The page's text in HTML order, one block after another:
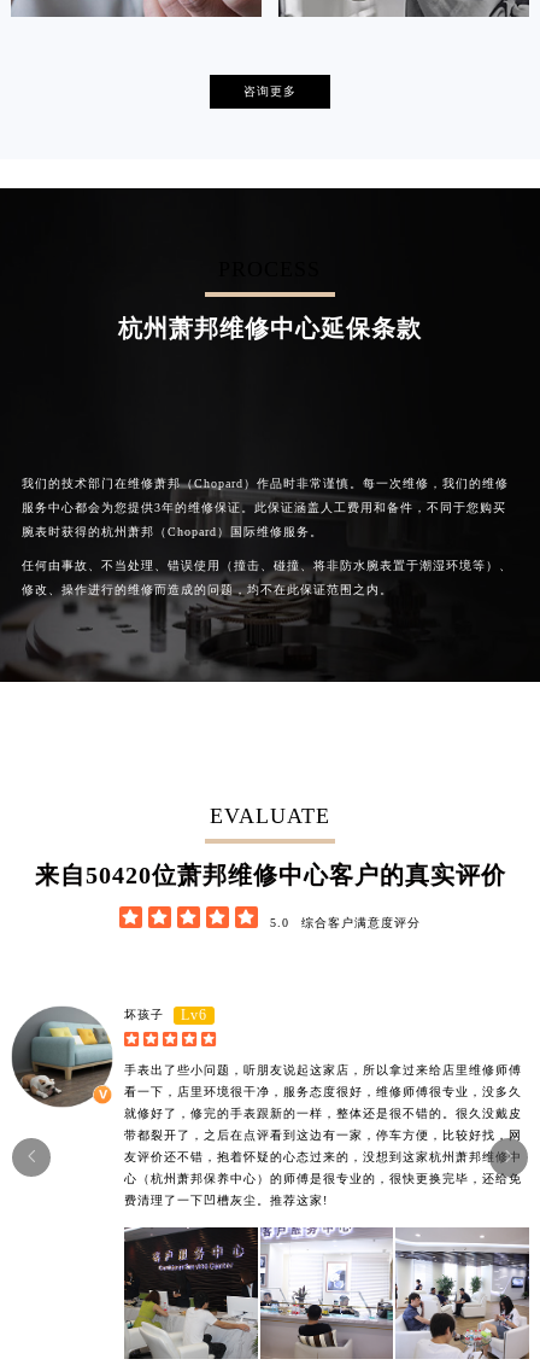
卡罗琳·卡桑德拉 辛迪·克莱门特
资深萧邦技师
咨询更多
杭州萧邦维修中心延保条款
我们的技术部门在维修萧邦（Chopard）作品时非常谨慎。每一次维修，我们的维修
服务中心都会为您提供3年的维修保证。此保证涵盖人工费用和备件，不同于您购买
腕表时获得的杭州萧邦（Chopard）国际维修服务。
任何由事故、不当处理、错误使用（撞击、碰撞、将非防水腕表置于潮湿环境等）、
修改、操作进行的维修而造成的问题，均不在此保证范围之内。
EVALUATE
来自62852位萧邦维修中心客户的真实评价
     5.0 综合客户满意度评分
坏孩子 Lv6
    
手表出了些小问题，听朋友说起这家店，所以拿过来给店里维修师傅
看一下，店里环境很干净，服务态度很好，维修师傅很专业，没多久
就修好了，修完的手表跟新的一样，整体还是很不错的。很久没戴皮
带都裂开了，之后在点评看到这边有一家，停车方便，比较好找，网
友评价还不错，抱着怀疑的心态过来的，没想到这家杭州萧邦维修中
心（杭州萧邦保养中心）的师傅是很专业的，很快更换完毕，还给免
费清理了一下凹槽灰尘。推荐这家!

